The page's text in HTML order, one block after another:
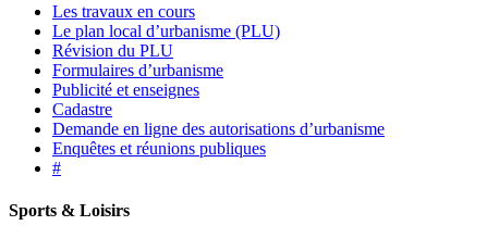
Les travaux en cours
Le plan local d’urbanisme (PLU)
Révision du PLU
Formulaires d’urbanisme
Publicité et enseignes
Cadastre
Demande en ligne des autorisations d’urbanisme
Enquêtes et réunions publiques
#
Sports & Loisirs